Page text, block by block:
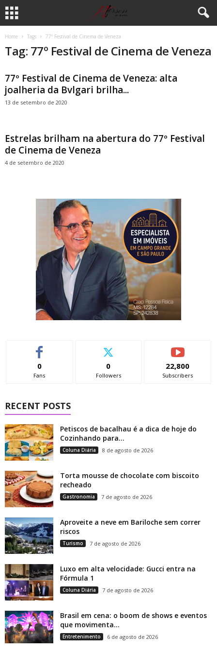
Home Tags 77º Festival de Cinema de Veneza
Tag: 77º Festival de Cinema de Veneza
77º Festival de Cinema de Veneza: alta
joalheria da Bvlgari brilha...
13 de setembro de 2020
Estrelas brilham na abertura do 77º Festival
de Cinema de Veneza
4 de setembro de 2020
0
Fans
0
Followers
22,800
Subscribers
RECENT POSTS
Petiscos de bacalhau é a dica de hoje do
Cozinhando para...
Coluna Diária 8 de agosto de 2026
Torta mousse de chocolate com biscoito
recheado
Gastronomia 7 de agosto de 2026
Aproveite a neve em Bariloche sem correr
riscos
Turismo 7 de agosto de 2026
Luxo em alta velocidade: Gucci entra na
Fórmula 1
Coluna Diária 7 de agosto de 2026
Brasil em cena: o boom de shows e eventos
que movimenta...
Entretenimento 6 de agosto de 2026